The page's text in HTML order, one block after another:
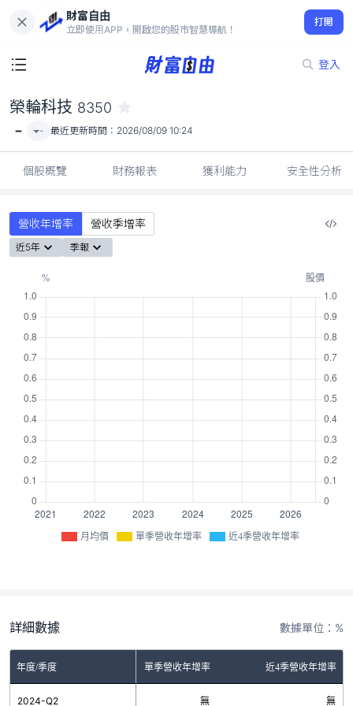
財富自由
立即使用APP，開啟您的股市智慧導航！
打開
登入
-
榮輪科技 8350
- - 最近更新時間： 2026/08/09 10:24
個股概覽 財務報表 獲利能力 安全性分析
營收年增率 營收季增率
近5年 季報
月均價 單季營收年增率 近4季營收年增率
詳細數據 數據單位：%
年度/季度 單季營收年增率 近4季營收年增率
2024-Q2 無 無